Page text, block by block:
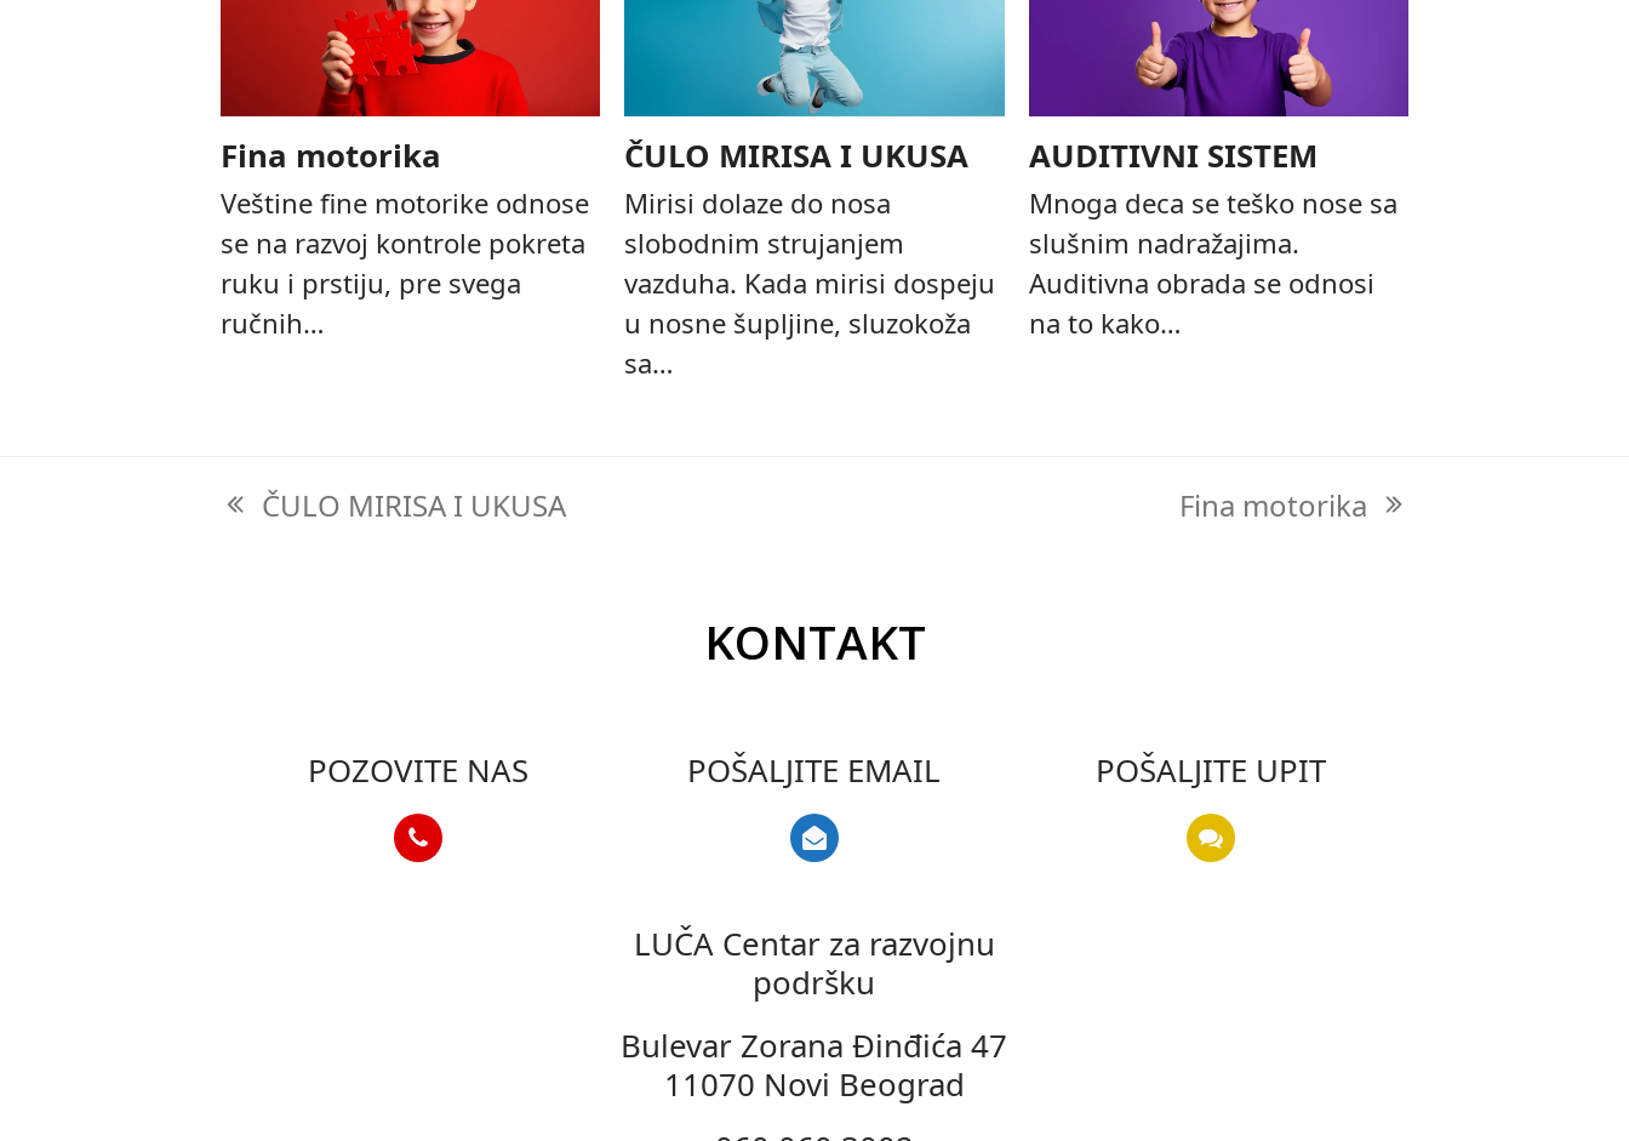
Fina motorika
Veštine fine motorike odnose
se na razvoj kontrole pokreta
ruku i prstiju, pre svega
ručnih…
ČULO MIRISA I UKUSA
Mirisi dolaze do nosa
slobodnim strujanjem
vazduha. Kada mirisi dospeju
u nosne šupljine, sluzokoža
sa…
AUDITIVNI SISTEM
Mnoga deca se teško nose sa
slušnim nadražajima.
Auditivna obrada se odnosi
na to kako…
previous
ČULO MIRISA I UKUSA
next
Fina motorika
KONTAKT
POZOVITE NAS POŠALJITE EMAIL POŠALJITE UPIT
LUČA Centar za razvojnu
podršku
Bulevar Zorana Đinđića 47
11070 Novi Beograd